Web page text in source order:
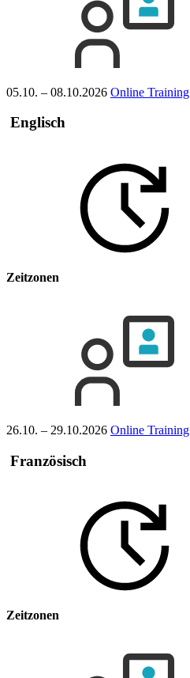
05.10. – 08.10.2026 Online Training
Englisch
Zeitzonen
26.10. – 29.10.2026 Online Training
Französisch
Zeitzonen